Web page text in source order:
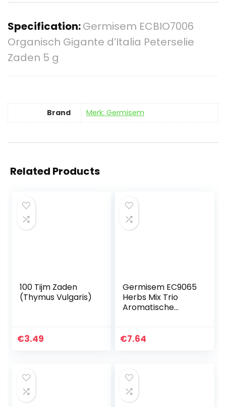
Specification:Germisem ECBIO7006
Organisch Gigante d’Italia Peterselie
Zaden 5 g
Brand Merk: Germisem
Related Products
100 Tijm Zaden
(Thymus Vulgaris)
€3.49
Germisem EC9065
Herbs Mix Trio
Aromatische
€7.64